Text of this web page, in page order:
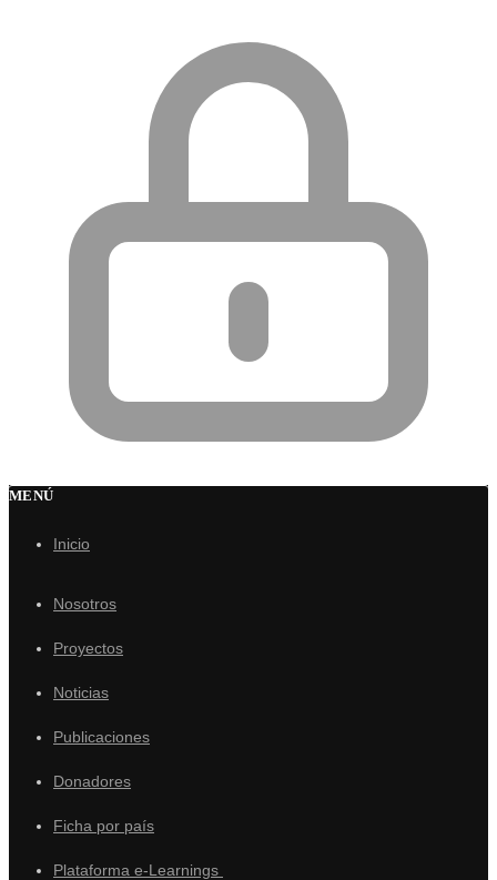
MENÚ
Inicio
Nosotros
Proyectos
Noticias
Publicaciones
Donadores
Ficha por país
Plataforma e-Learnings